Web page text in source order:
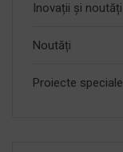
Inovații și noutăți
Noutăți
Proiecte speciale